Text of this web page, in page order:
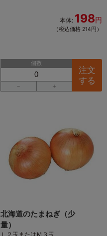
本体: 198円
（税込価格 214円）
個数
－ ＋
注文
する
北海道のたまねぎ（少
量）
Ｌ２玉またはＭ３玉